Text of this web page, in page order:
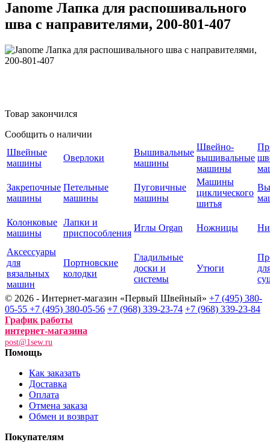
Janome Лапка для распошивального
шва с направителями, 200-801-407
Товар закончился
Сообщить о наличии
Швейные
машины
Оверлоки
Вышивальные
машины
Швейно-
вышивальные
машины
Закрепочные
машины
Петельные
машины
Пуговичные
машины
Машины
циклического
шитья
Колонковые
машины
Лапки и
приспособления
Иглы Organ Ножницы
Аксессуары
для
вязальных
машин
Портновские
колодки
Гладильные
доски и
системы
Утюги
© 2026 - Интернет-магазин «Первый Швейный» +7 (495) 380-
05-55 +7 (495) 380-05-56 +7 (968) 339-23-74 +7 (968) 339-23-84
График работы
интернет-магазина
post@1sew.ru
Помощь
Как заказать
Доставка
Оплата
Отмена заказа
Обмен и возврат
Покупателям